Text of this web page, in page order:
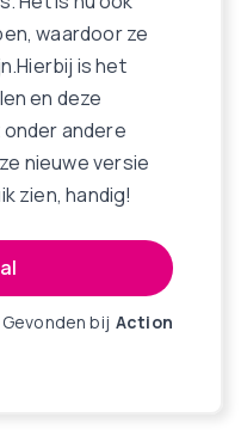
waardoor ze
is het
en deze
andere
nieuwe versie
zien, handig!
Gevonden bij Action